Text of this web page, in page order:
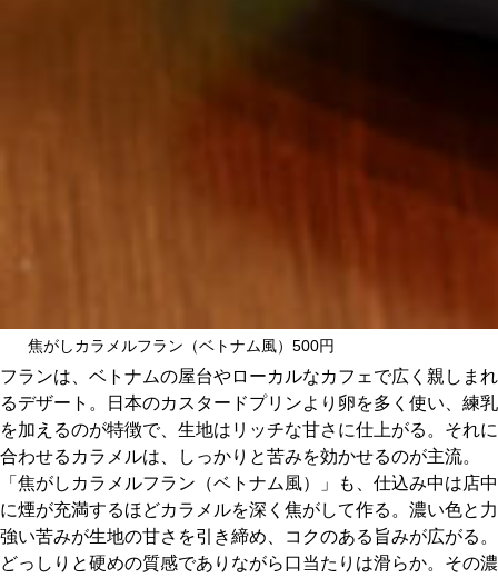
焦がしカラメルフラン（ベトナム風）500円
フランは、ベトナムの屋台やローカルなカフェで広く親しまれ
るデザート。日本のカスタードプリンより卵を多く使い、練乳
を加えるのが特徴で、生地はリッチな甘さに仕上がる。それに
合わせるカラメルは、しっかりと苦みを効かせるのが主流。
「焦がしカラメルフラン（ベトナム風）」も、仕込み中は店中
に煙が充満するほどカラメルを深く焦がして作る。濃い色と力
強い苦みが生地の甘さを引き締め、コクのある旨みが広がる。
どっしりと硬めの質感でありながら口当たりは滑らか。その濃